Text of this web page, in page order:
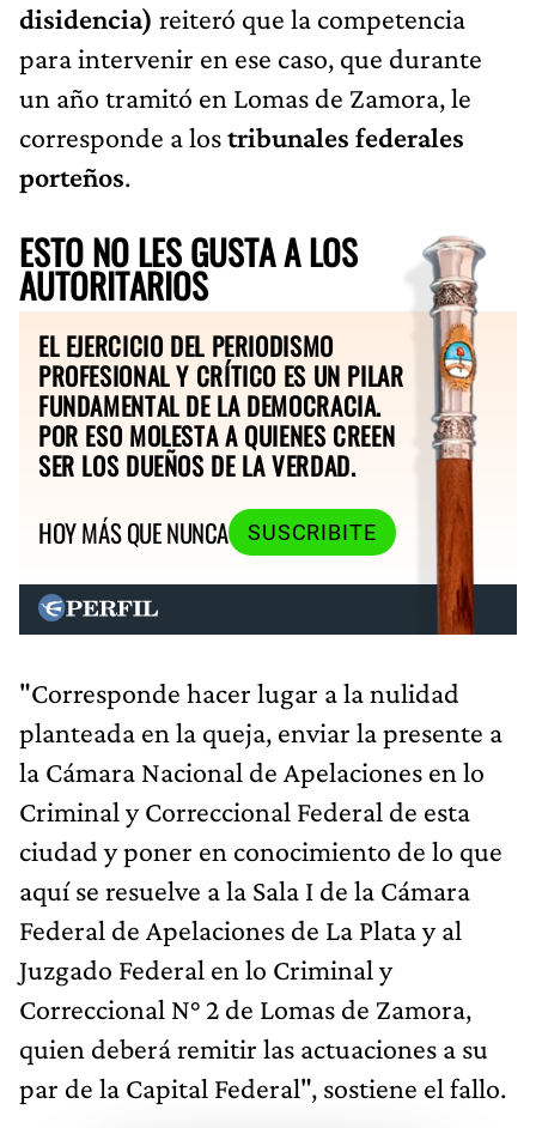
disidencia) reiteró que la competencia
para intervenir en ese caso, que durante
un año tramitó en Lomas de Zamora, le
corresponde a lostribunales federales
porteños.
ESTO NO LES GUSTA A LOS
AUTORITARIOS
EL EJERCICIO DEL PERIODISMO
PROFESIONAL Y CRÍTICO ES UN PILAR
FUNDAMENTAL DE LA DEMOCRACIA.
POR ESO MOLESTA A QUIENES CREEN
SER LOS DUEÑOS DE LA VERDAD.
HOY MÁS QUE NUNCA
SUSCRIBITE
"Corresponde hacer lugar a la nulidad
planteada en la queja, enviar la presente a
la Cámara Nacional de Apelaciones en lo
Criminal y Correccional Federal de esta
ciudad y poner en conocimiento de lo que
aquí se resuelve a la Sala I de la Cámara
Federal de Apelaciones de La Plata y al
Juzgado Federal en lo Criminal y
Correccional N° 2 de Lomas de Zamora,
quien deberá remitir las actuaciones a su
par de la Capital Federal", sostiene el fallo.